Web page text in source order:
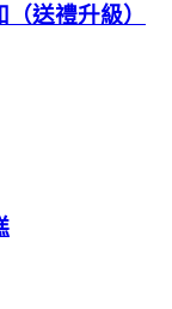
送禮升級）